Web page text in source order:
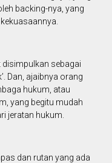
backing-nya, yang
disimpulkan sebagai
Dan, ajaibnya orang
hukum, atau
yang begitu mudah
jeratan hukum.
dan rutan yang ada